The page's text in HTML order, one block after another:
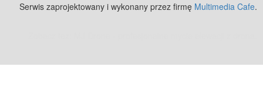
Serwis zaprojektowany i wykonany przez firmę Multimedia Cafe.